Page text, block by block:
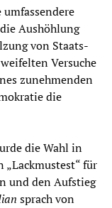
Aushöhlung
von Staats-
Versuche
zunehmenden
die
die Wahl in
für
und den Aufstieg
sprach von